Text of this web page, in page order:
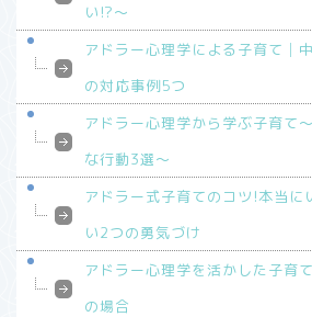
い!?～
アドラー心理学による子育て│
の対応事例5つ
アドラー心理学から学ぶ子育て
な行動3選～
アドラー式子育てのコツ!本当に
い2つの勇気づけ
アドラー心理学を活かした子育
の場合